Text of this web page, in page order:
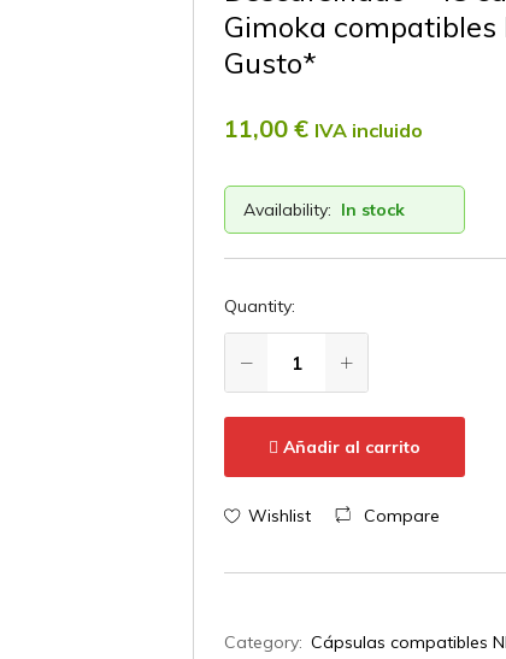
Gimoka compatibles
Gusto*
11,00€ IVA incluido
Availability: In stock
Quantity:
Añadir al carrito
Wishlist Compare
Category: Cápsulas compatibles